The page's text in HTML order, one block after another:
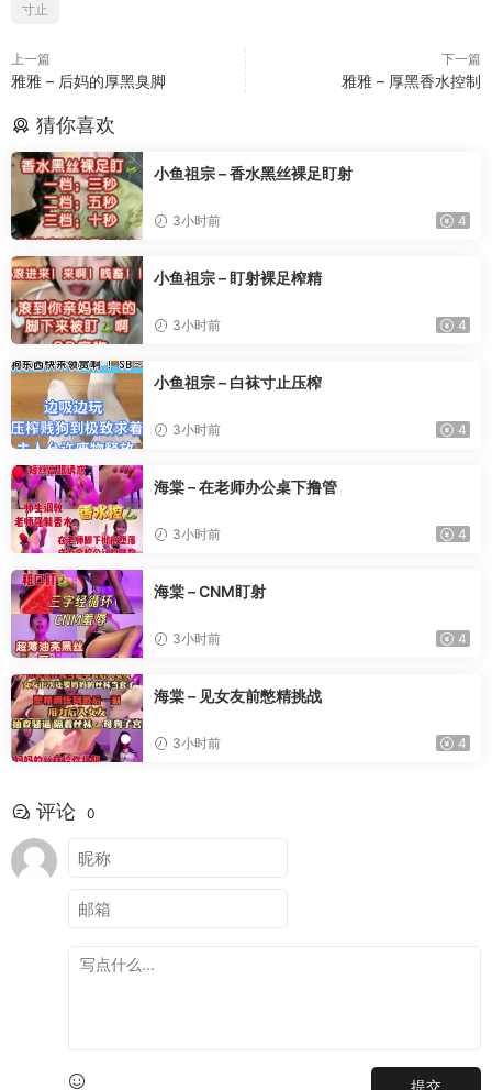
寸止
上一篇
雅雅 – 后妈的厚黑臭脚
下一篇
雅雅 – 厚黑香水控制
猜你喜欢
小鱼祖宗 – 香水黑丝裸足盯射
3小时前 4
小鱼祖宗 – 盯射裸足榨精
3小时前 4
小鱼祖宗 – 白袜寸止压榨
3小时前 4
海棠 – 在老师办公桌下撸管
3小时前 4
海棠 – CNM盯射
3小时前 4
海棠 – 见女友前憋精挑战
3小时前 4
评论 0
提交